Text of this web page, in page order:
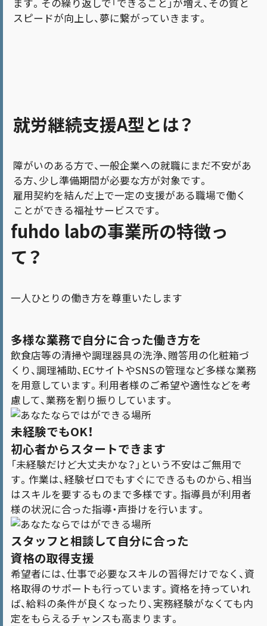
ます。その繰り返しで「できること」が増え、その質と
スピードが向上し、夢に繋がっていきます。
就労継続支援A型とは？
障がいのある方で、一般企業への就職にまだ不安があ
る方、少し準備期間が必要な方が対象です。
雇用契約を結んだ上で一定の支援がある職場で働く
ことができる福祉サービスです。
fuhdo labの事業所の特徴っ
て？
一人ひとりの働き方を尊重いたします
多様な業務で自分に合った働き方を
飲食店等の清掃や調理器具の洗浄、贈答用の化粧箱づ
くり、調理補助、ECサイトやSNSの管理など多様な業務
を用意しています。利用者様のご希望や適性などを考
慮して、業務を割り振りしています。
未経験でもOK！
初心者からスタートできます
「未経験だけど大丈夫かな？」という不安はご無用で
す。作業は、経験ゼロでもすぐにできるものから、相当
はスキルを要するものまで多様です。指導員が利用者
様の状況に合った指導・声掛けを行います。
スタッフと相談して自分に合った
資格の取得支援
希望者には、仕事で必要なスキルの習得だけでなく、資
格取得のサポートも行っています。資格を持っていれ
ば、給料の条件が良くなったり、実務経験がなくても内
定をもらえるチャンスも高まります。